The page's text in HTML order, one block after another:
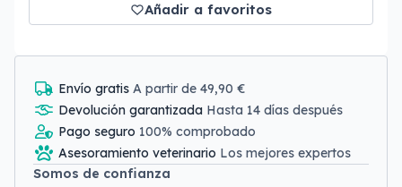
Añadir a favoritos
Envío gratis A partir de 49,90 €
Devolución garantizada Hasta 14 días después
Pago seguro 100% comprobado
Asesoramiento veterinario Los mejores expertos
Somos de confianza